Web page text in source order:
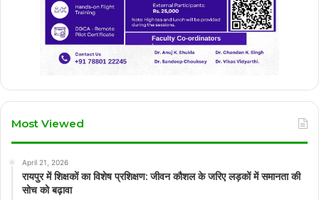
Most Viewed
April 21, 2026
रायपुर में शिक्षकों का विशेष प्रशिक्षण: जीवन कौशल के जरिए लड़कों में समानता की
सोच को बढ़ावा